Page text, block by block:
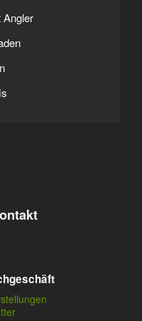
Angler